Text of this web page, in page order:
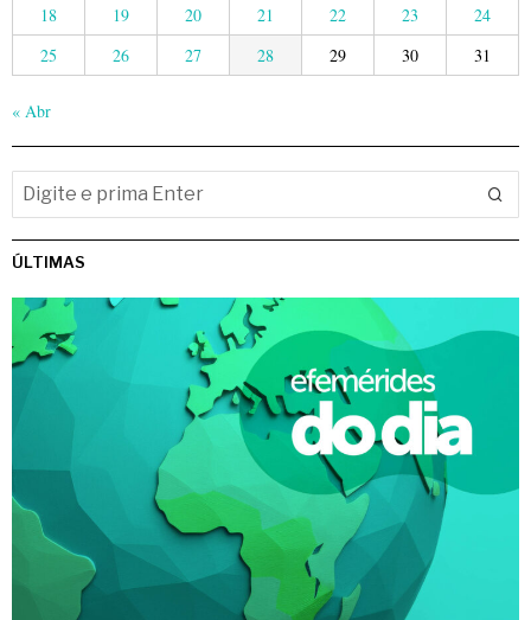
18
19 20 21 22 23
24
25
26 27 28 29 30 31
« Abr
ÚLTIMAS